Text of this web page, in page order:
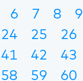
6 7 8 9
24 25 26
41 42 43
58 59 60